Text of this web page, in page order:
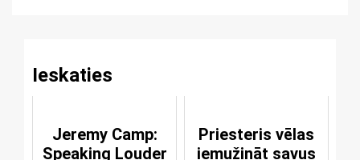
Ieskaties
Jeremy Camp:
Speaking Louder
Priesteris vēlas
iemužināt savus